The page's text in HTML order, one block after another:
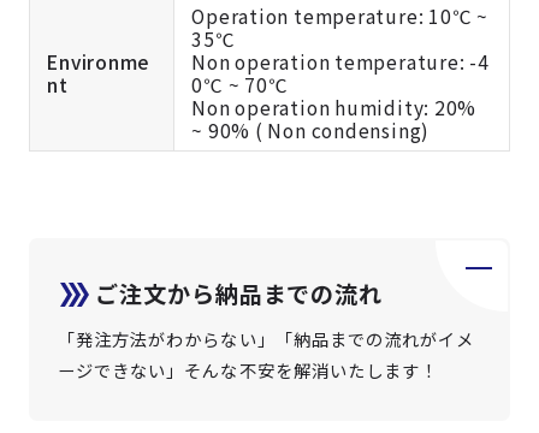
Environme
nt
Operation temperature: 10℃ ~
35℃
Non operation temperature: -4
0℃ ~ 70℃
Non operation humidity: 20%
~ 90% ( Non condensing)
ご注文から納品までの流れ
「発注方法がわからない」「納品までの流れがイメ
ージできない」そんな不安を解消いたします！